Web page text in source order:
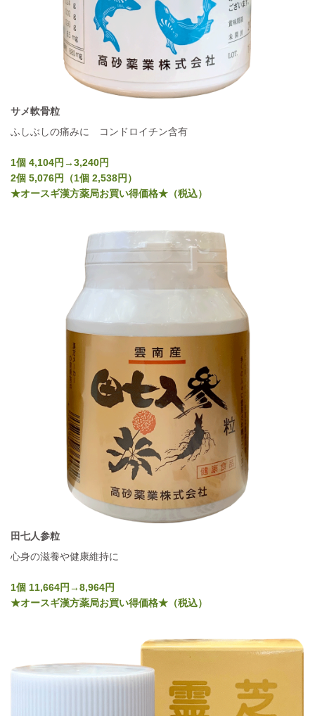
サメ軟骨粒
ふしぶしの痛みに コンドロイチン含有
1個 4,104円→3,240円
2個 5,076円（1個 2,538円）
★オースギ漢方薬局お買い得価格★（税込）
田七人参粒
心身の滋養や健康維持に
1個 11,664円→8,964円
★オースギ漢方薬局お買い得価格★（税込）